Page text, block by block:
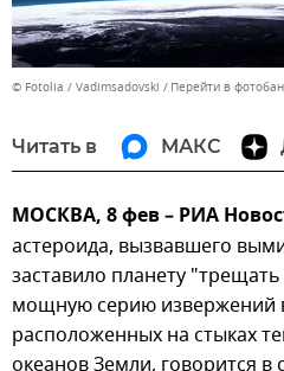
© Fotolia / Vadimsadovski Перейти в
Читать в МАКС
МОСКВА, 8 фев – РИА
астероида, вызвавшего
заставило планету
мощную серию извержений
расположенных на стыках
океанов Земли, говорится в